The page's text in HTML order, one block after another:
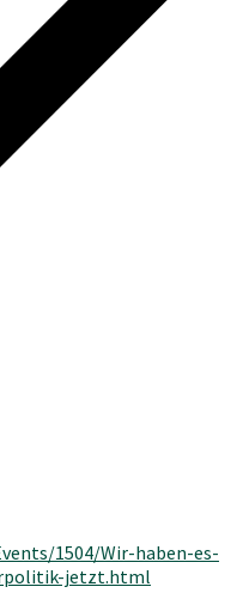
1504/Wir-haben-es-
jetzt.html